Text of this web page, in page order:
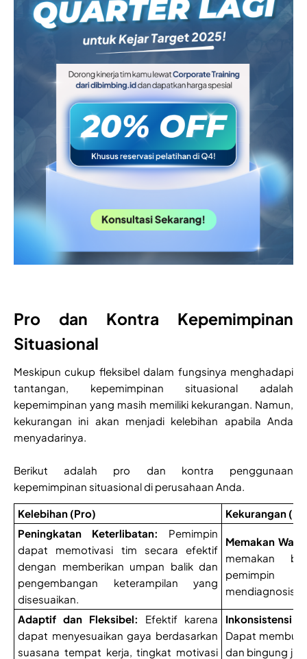
Pro dan Kontra Kepemimpinan
Situasional
Meskipun cukup fleksibel dalam fungsinya menghadapi
tantangan, kepemimpinan situasional adalah
kepemimpinan yang masih memiliki kekurangan. Namun,
kekurangan ini akan menjadi kelebihan apabila Anda
menyadarinya.
Berikut adalah pro dan kontra penggunaan
kepemimpinan situasional di perusahaan Anda.
Kelebihan (Pro)
Kekurangan
Peningkatan Keterlibatan:
Pemimpin
dapat memotivasi tim secara efektif
dengan memberikan umpan balik dan
pengembangan keterampilan yang
disesuaikan.
Memakan
memakan
pemimpin
mendiagnosis
Adaptif dan Fleksibel:
Efektif karena
dapat menyesuaikan gaya berdasarkan
suasana tempat kerja, tingkat motivasi
Inkonsistensi
Dapat
dan bingung